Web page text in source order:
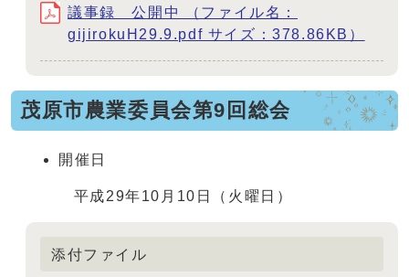
議事録 公開中 （ファイル名：
gijirokuH29.9.pdf サイズ：378.86KB）
茂原市農業委員会第9回総会
開催日
平成29年10月10日（火曜日）
添付ファイル